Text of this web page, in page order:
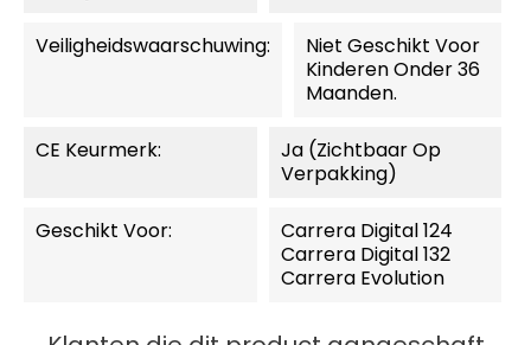
Veiligheidswaarschuwing:
Niet Geschikt Voor
Kinderen Onder 36
Maanden.
CE Keurmerk:
Ja (zichtbaar Op
Verpakking)
Geschikt Voor:
Carrera Digital 124
Carrera Digital 132
Carrera Evolution